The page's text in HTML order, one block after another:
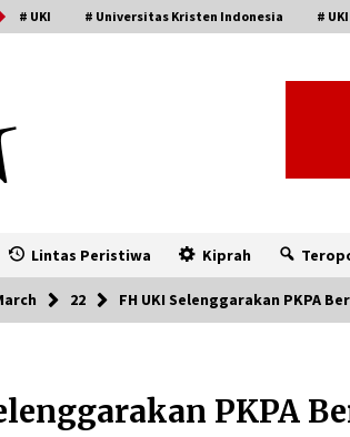
# UKI # Universitas Kristen Indonesia #
Lintas Peristiwa Kiprah
22 FH UKI Selenggarakan PKPA
PKPA